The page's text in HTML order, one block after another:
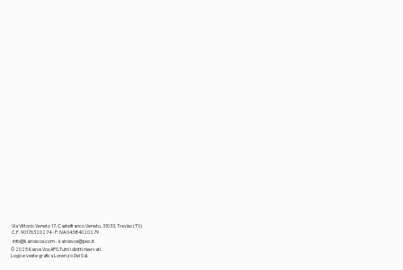
Via Vittorio Veneto 17, Castelfranco Veneto, 31033, Treviso (TV)
C.F. 90176320274 - P. IVA 04384020279
info@kairosvox.com-kairosvox@pec.it
© 2025 Kairos Vox APS.Tutti i diritti riservati.
Logo e veste grafica Lorenzo Del Sal.